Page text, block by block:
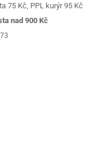
75 Kč, PPL kurýr 95 Kč
nad 900 Kč